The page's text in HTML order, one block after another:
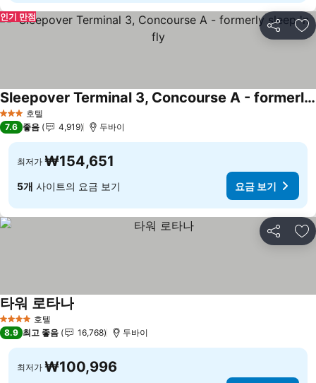
공유 즐
인기 만점
3 성급 호텔
Sleepover Terminal 3, Concourse A - formerly sleep 'n fly
요금 보기
7.6 좋음 4,919 두바이
최저가 ₩154,651
5개 사이트의 요금 보기 요금 보기
공유 즐
4 성급 호텔
타워 로타나
8.9 최고 좋음 16,768 두바이
최저가 ₩100,996